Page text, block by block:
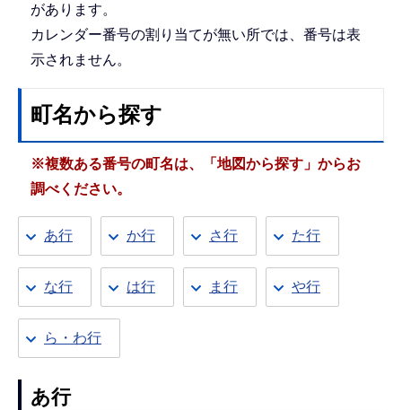
があります。
カレンダー番号の割り当てが無い所では、番号は表
示されません。
町名から探す
※複数ある番号の町名は、「地図から探す」からお
調べください。
あ行 か行 さ行 た行
な行 は行 ま行 や行
ら・わ行
あ行